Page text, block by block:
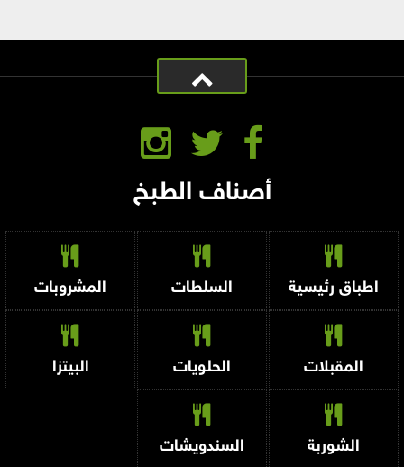
أصناف الطبخ
اطباق رئيسية السلطات المشروبات
المقبلات الحلويات البيتزا
الشوربة السندويشات